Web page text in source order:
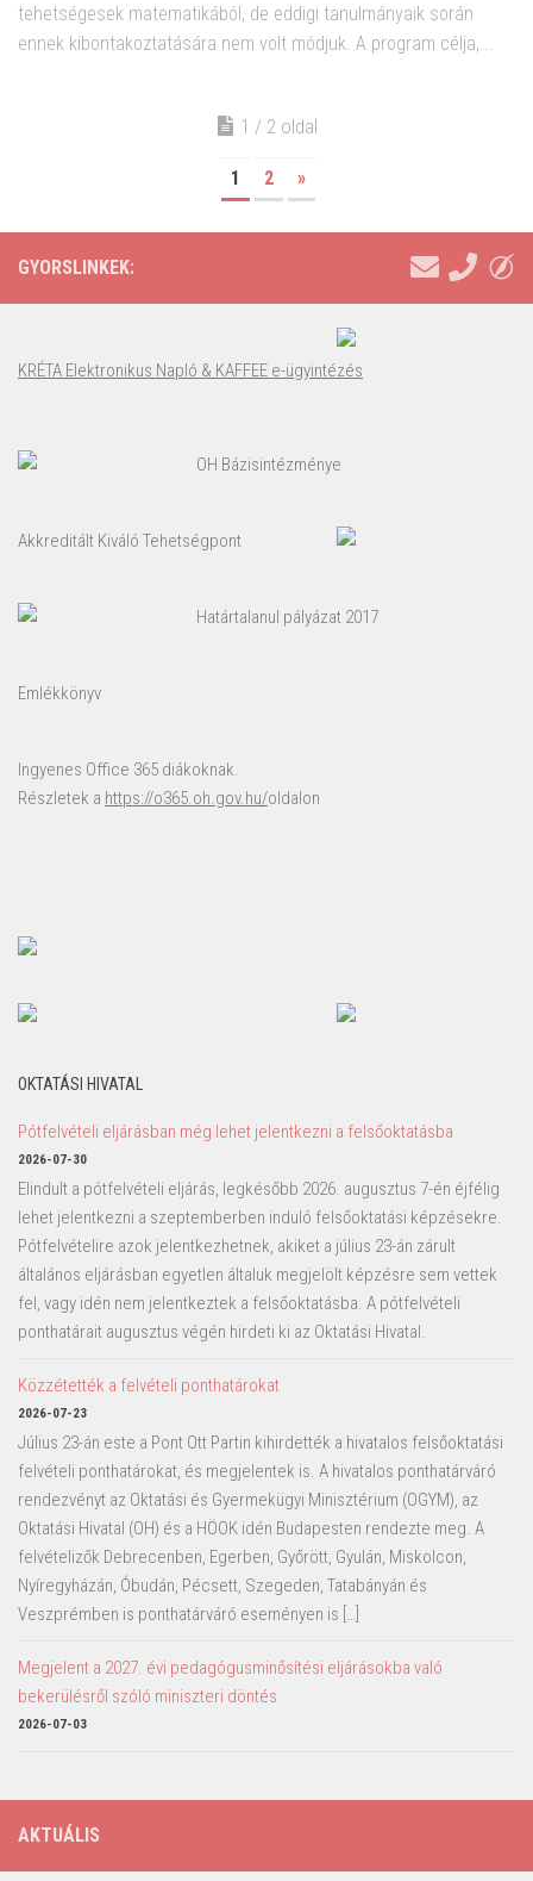
tehetségesek matematikából, de eddigi tanulmányaik során
ennek kibontakoztatására nem volt módjuk. A program célja,...
1 / 2 oldal
1 2 »
GYORSLINKEK:
KRÉTA Elektronikus Napló & KAFFEE e-ügyintézés
OH Bázisintézménye
Akkreditált Kiváló Tehetségpont
Határtalanul pályázat 2017
Emlékkönyv
Ingyenes Office 365 diákoknak.
Részletek a https://o365.oh.gov.hu/oldalon
OKTATÁSI HIVATAL
Pótfelvételi eljárásban még lehet jelentkezni a felsőoktatásba
2026-07-30
Elindult a pótfelvételi eljárás, legkésőbb 2026. augusztus 7-én éjfélig
lehet jelentkezni a szeptemberben induló felsőoktatási képzésekre.
Pótfelvételire azok jelentkezhetnek, akiket a július 23-án zárult
általános eljárásban egyetlen általuk megjelölt képzésre sem vettek
fel, vagy idén nem jelentkeztek a felsőoktatásba. A pótfelvételi
ponthatárait augusztus végén hirdeti ki az Oktatási Hivatal.
Közzétették a felvételi ponthatárokat
2026-07-23
Július 23-án este a Pont Ott Partin kihirdették a hivatalos felsőoktatási
felvételi ponthatárokat, és megjelentek is. A hivatalos ponthatárváró
rendezvényt az Oktatási és Gyermekügyi Minisztérium (OGYM), az
Oktatási Hivatal (OH) és a HÖOK idén Budapesten rendezte meg. A
felvételizők Debrecenben, Egerben, Győrött, Gyulán, Miskolcon,
Nyíregyházán, Óbudán, Pécsett, Szegeden, Tatabányán és
Veszprémben is ponthatárváró eseményen is […]
Megjelent a 2027. évi pedagógusminősítési eljárásokba való
bekerülésről szóló miniszteri döntés
2026-07-03
AKTUÁLIS